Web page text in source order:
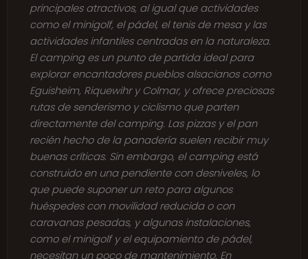
principales atractivos, al igual que actividades
como el minigolf, el pádel, el tenis de mesa y las
actividades infantiles centradas en la naturaleza.
El camping es un punto de partida ideal para
explorar encantadores pueblos alsacianos como
Eguisheim, Riquewihr y Colmar, y ofrece preciosas
rutas de senderismo y ciclismo que parten
directamente del camping. Las pizzas y el pan
recién hecho de la panadería suelen recibir muy
buenas críticas. Sin embargo, el camping está
construido en una pendiente con desniveles, lo
que puede suponer un reto para algunos
huéspedes con movilidad reducida o con
caravanas pesadas, y algunas instalaciones,
como el minigolf y el equipamiento de pádel,
necesitan un poco de mantenimiento. En